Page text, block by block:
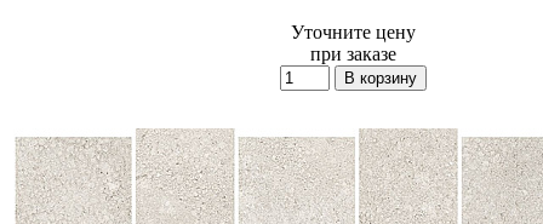
Уточните цену
при заказе